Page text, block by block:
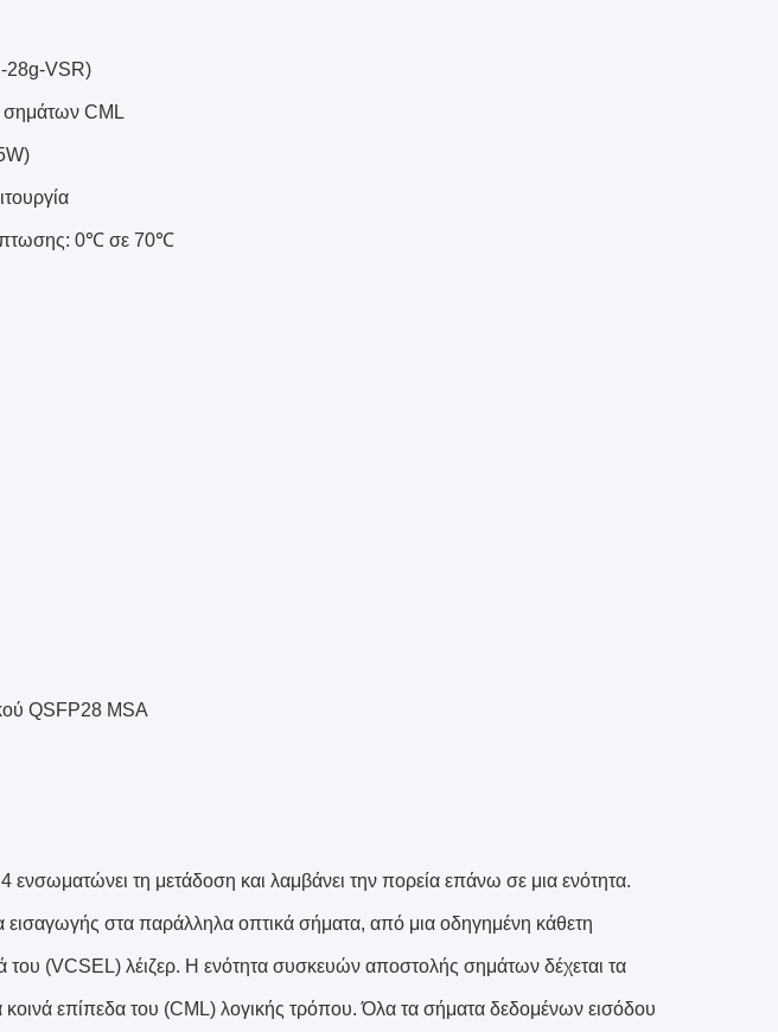
28g-VSR)
σημάτων CML
0℃ σε 70℃
QSFP28 MSA
τη μετάδοση και λαμβάνει την πορεία επάνω σε μια ενότητα.
εισαγωγής στα παράλληλα οπτικά σήματα, από μια οδηγημένη κάθετη
του (VCSEL) λέιζερ. Η ενότητα συσκευών αποστολής σημάτων δέχεται τα
επίπεδα του (CML) λογικής τρόπου. Όλα τα σήματα δεδομένων εισόδου